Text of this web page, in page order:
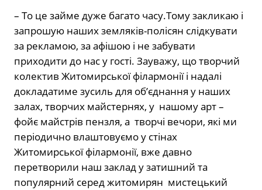
– То це займе дуже багато часу.Тому закликаю і
запрошую наших земляків-полісян слідкувати
за рекламою, за афішою і не забувати
приходити до нас у гості. Зауважу, що творчий
колектив Житомирської філармонії і надалі
докладатиме зусиль для об’єднання у наших
залах, творчих майстернях, у нашому арт –
фойє майстрів пензля, а творчі вечори, які ми
періодично влаштовуємо у стінах
Житомирської філармонії, вже давно
перетворили наш заклад у затишний та
популярний серед житомирян мистецький